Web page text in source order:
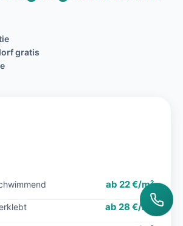
gratis
ab 22 €/m²
ab 28 €/m²